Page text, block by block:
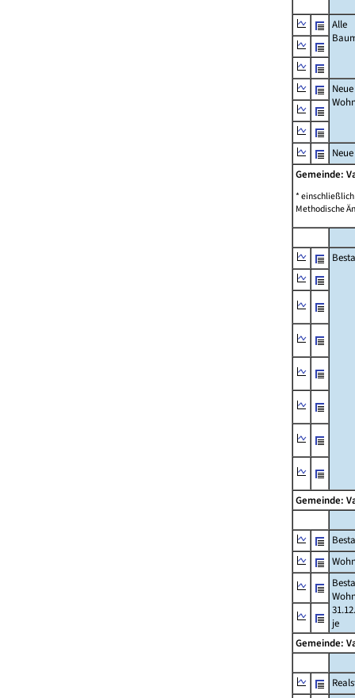
Alle
Neue
Gemeinde:
*
Methodische
Gemeinde:
je
Gemeinde: